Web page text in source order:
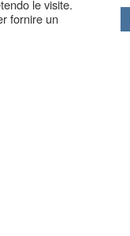
le visite.
fornire un